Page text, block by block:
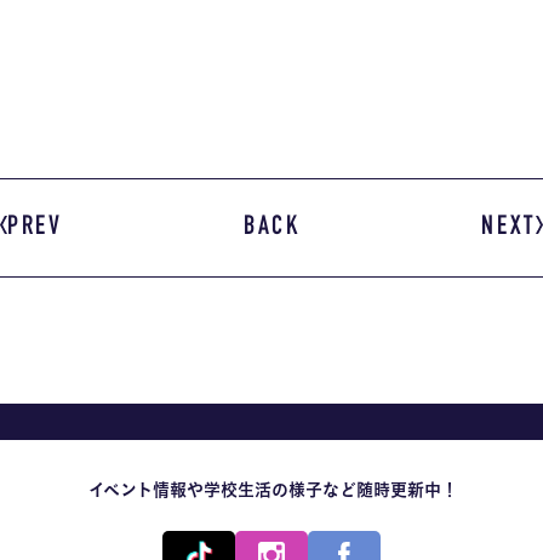
PREV BACK NEXT
イベント情報や学校生活の様子など随時更新中！